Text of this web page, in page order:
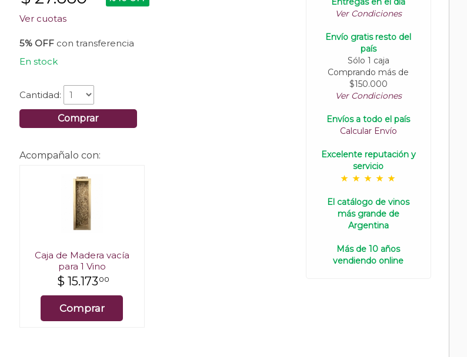
Ver cuotas
5% OFFcon transferencia
En stock
Cantidad:
Comprar
Acompañalo con:
Caja de Madera vacía
para 1 Vino
$ 15.173 00
Comprar
Ver Condiciones
Envío gratis resto del
país
Sólo 1 caja
Comprando más de
$150.000
Ver Condiciones
Envíos a todo el país
Calcular Envío
Excelente reputación y
servicio
El catálogo de vinos
más grande de
Argentina
Más de 10 años
vendiendo online